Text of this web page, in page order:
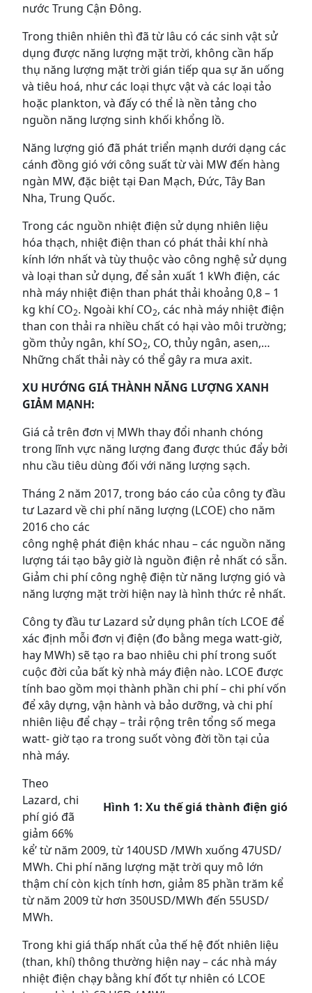
nước Trung Cận Đông.
Trong thiên nhiên thì đã từ lâu có các sinh vật sử
dụng được năng lượng mặt trời, không cần hấp
thụ năng lượng mặt trời gián tiếp qua sự ăn uống
và tiêu hoá, như các loại thực vật và các loại tảo
hoặc plankton, và đấy có thể là nền tảng cho
nguồn năng lượng sinh khối khổng lồ.
Năng lượng gió đã phát triển mạnh dưới dạng các
cánh đồng gió với công suất từ vài MW đến hàng
ngàn MW, đặc biệt tại Đan Mạch, Đức, Tây Ban
Nha, Trung Quốc.
Trong các nguồn nhiệt điện sử dụng nhiên liệu
hóa thạch, nhiệt điện than có phát thải khí nhà
kính lớn nhất và tùy thuộc vào công nghệ sử dụng
và loại than sử dụng, để sản xuất 1 kWh điện, các
nhà máy nhiệt điện than phát thải khoảng 0,8 – 1
kg khí CO2. Ngoài khí CO2, các nhà máy nhiệt điện
than con thải ra nhiều chất có hại vào môi trường;
gồm thủy ngân, khí SO2, CO, thủy ngân, asen,…
Những chất thải này có thể gây ra mưa axit.
XU HƯỚNG GIÁ THÀNH NĂNG LƯỢNG XANH
GIẢM MẠNH:
Giá cả trên đơn vị MWh thay đổi nhanh chóng
trong lĩnh vực năng lượng đang được thúc đẩy bởi
nhu cầu tiêu dùng đối với năng lượng sạch.
Tháng 2 năm 2017, trong báo cáo của công ty đầu
tư Lazard về chi phí năng lượng (LCOE) cho năm
2016 cho các
công nghệ phát điện khác nhau – các nguồn năng
lượng tái tạo bây giờ là nguồn điện rẻ nhất có sẵn.
Giảm chi phí công nghệ điện từ năng lượng gió và
năng lượng mặt trời hiện nay là hình thức rẻ nhất.
Công ty đầu tư Lazard sử dụng phân tích LCOE để
xác định mỗi đơn vị điện (đo bằng mega watt-giờ,
hay MWh) sẽ tạo ra bao nhiêu chi phí trong suốt
cuộc đời của bất kỳ nhà máy điện nào. LCOE được
tính bao gồm mọi thành phần chi phí – chi phí vốn
để xây dựng, vận hành và bảo dưỡng, và chi phí
nhiên liệu để chạy – trải rộng trên tổng số mega
watt- giờ tạo ra trong suốt vòng đời tồn tại của
nhà máy.
Hình 1: Xu thế giá thành điện gió
Theo
Lazard, chi
phí gió đã
giảm 66%
kể’ từ năm 2009, từ 140USD /MWh xuống 47USD/
MWh. Chi phí năng lượng mặt trời quy mô lớn
thậm chí còn kịch tính hơn, giảm 85 phần trăm kể
từ năm 2009 từ hơn 350USD/MWh đến 55USD/
MWh.
Trong khi giá thấp nhất của thế hệ đốt nhiên liệu
(than, khí) thông thường hiện nay – các nhà máy
nhiệt điện chạy bằng khí đốt tự nhiên có LCOE